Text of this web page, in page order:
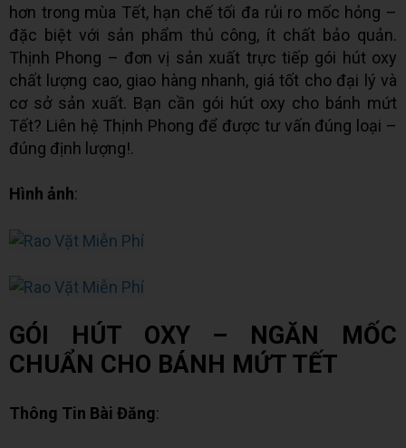
hơn trong mùa Tết, hạn chế tối đa rủi ro mốc hỏng –
đặc biệt với sản phẩm thủ công, ít chất bảo quản.
Thịnh Phong – đơn vị sản xuất trực tiếp gói hút oxy
chất lượng cao, giao hàng nhanh, giá tốt cho đại lý và
cơ sở sản xuất. Bạn cần gói hút oxy cho bánh mứt
Tết? Liên hệ Thịnh Phong để được tư vấn đúng loại –
đúng định lượng!.
Hình ảnh:
GÓI HÚT OXY – NGĂN MỐC
CHUẨN CHO BÁNH MỨT TẾT
Thông Tin Bài Đăng: